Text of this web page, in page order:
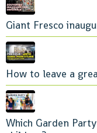
Giant Fresco
How to leave a
Which Garden